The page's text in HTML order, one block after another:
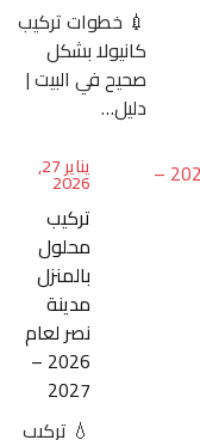
💉 خطوات تركيب
كانيولا بشكل
صحيح في البيت |
دليل…
يناير 27,
2026
تركيب
محلول
بالمنزل
مدينة
نصر لعام
2026 –
2027
💧 تركيب